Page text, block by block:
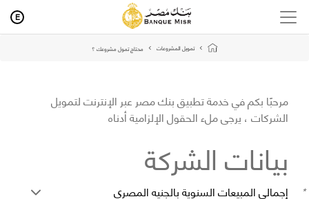
E
تمويل المشروعات محتاج تمول مشروعك ؟
مرحبًا بكم في خدمة تطبيق بنك مصر عبر الإنترنت لتمويل
الشركات ، يرجى ملء الحقول الإلزامية أدناه
بيانات الشركة
*